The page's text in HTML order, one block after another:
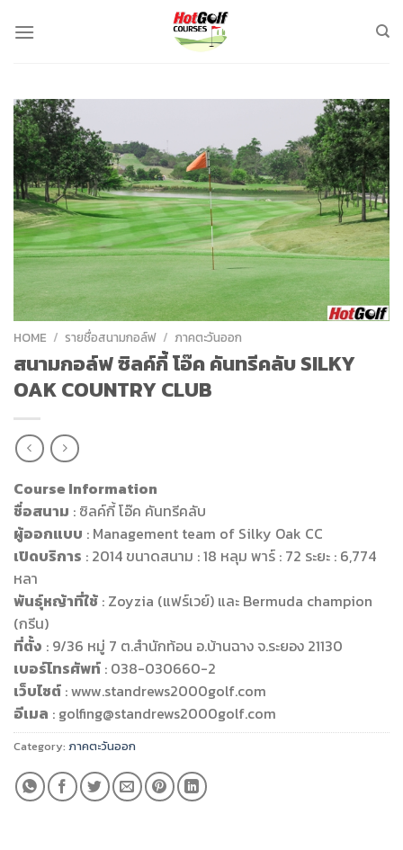
HOME / รายชื่อสนามกอล์ฟ / ภาคตะวันออก
สนามกอล์ฟ ซิลค์กี้ โอ๊ค คันทรีคลับ SILKY
OAK COUNTRY CLUB
Course Information
ชื่อสนาม : ซิลค์กี้ โอ๊ค คันทรีคลับ
ผู้ออกแบบ : Management team of Silky Oak CC
เปิดบริการ : 2014 ขนาดสนาม : 18 หลุม พาร์ : 72 ระยะ : 6,774
หลา
พันธ์ุหญ้าที่ใช้ : Zoyzia (แฟร์เวย์) และ Bermuda champion
(กรีน)
ที่ตั้ง : 9/36 หมู่ 7 ต.สำนักท้อน อ.บ้านฉาง จ.ระยอง 21130
เบอร์โทรศัพท์ : 038-030660-2
เว็บไซต์ : www.standrews2000golf.com
อีเมล : golfing@standrews2000golf.com
Category: ภาคตะวันออก